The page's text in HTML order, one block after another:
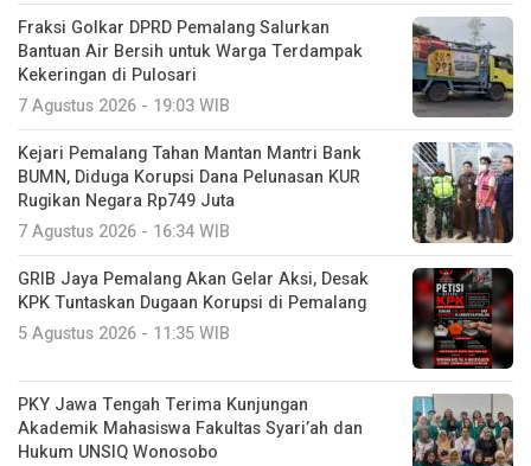
Fraksi Golkar DPRD Pemalang Salurkan
Bantuan Air Bersih untuk Warga Terdampak
Kekeringan di Pulosari
7 Agustus 2026 - 19:03 WIB
Kejari Pemalang Tahan Mantan Mantri Bank
BUMN, Diduga Korupsi Dana Pelunasan KUR
Rugikan Negara Rp749 Juta
7 Agustus 2026 - 16:34 WIB
GRIB Jaya Pemalang Akan Gelar Aksi, Desak
KPK Tuntaskan Dugaan Korupsi di Pemalang
5 Agustus 2026 - 11:35 WIB
PKY Jawa Tengah Terima Kunjungan
Akademik Mahasiswa Fakultas Syari’ah dan
Hukum UNSIQ Wonosobo